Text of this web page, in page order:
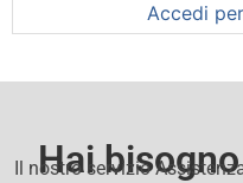
Accedi
Hai
Il nostro servizio